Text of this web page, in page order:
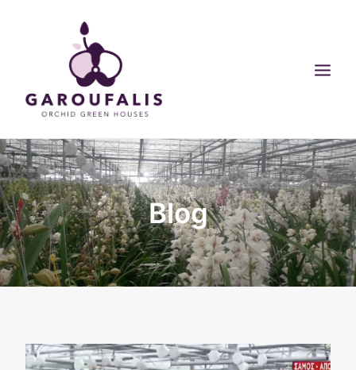
ΑΡΧΙΚΗ
ΟΙ ΕΓΚΑΤΑΣΤΑΣΕΙΣ ΜΑΣ
ΠΡΟΙΟΝΤΑ
ΣΥΜΒΟΥΛΕΣ
BLOG
CART
Blog